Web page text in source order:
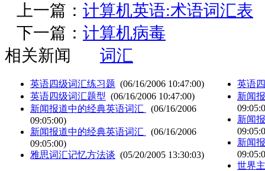
上一篇： 计算机英语:术语词汇表
下一篇： 计算机病毒
相关新闻
词汇
英语四级词汇练习题 (06/16/2006 10:47:00)
英语四级词汇题型 (06/16/2006 10:47:00)
新闻报道中的经典英语词汇
(06/16/2006
09:05:00)
新闻报道中的经典英语词汇
(06/16/2006
09:05:00)
雅思词汇记忆方法谈 (05/20/2005 13:30:03)
英语
新闻
新闻
新闻
世界